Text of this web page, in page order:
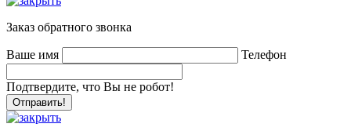
Заказ обратного звонка
Ваше имя Телефон
Подтвердите, что Вы не робот!